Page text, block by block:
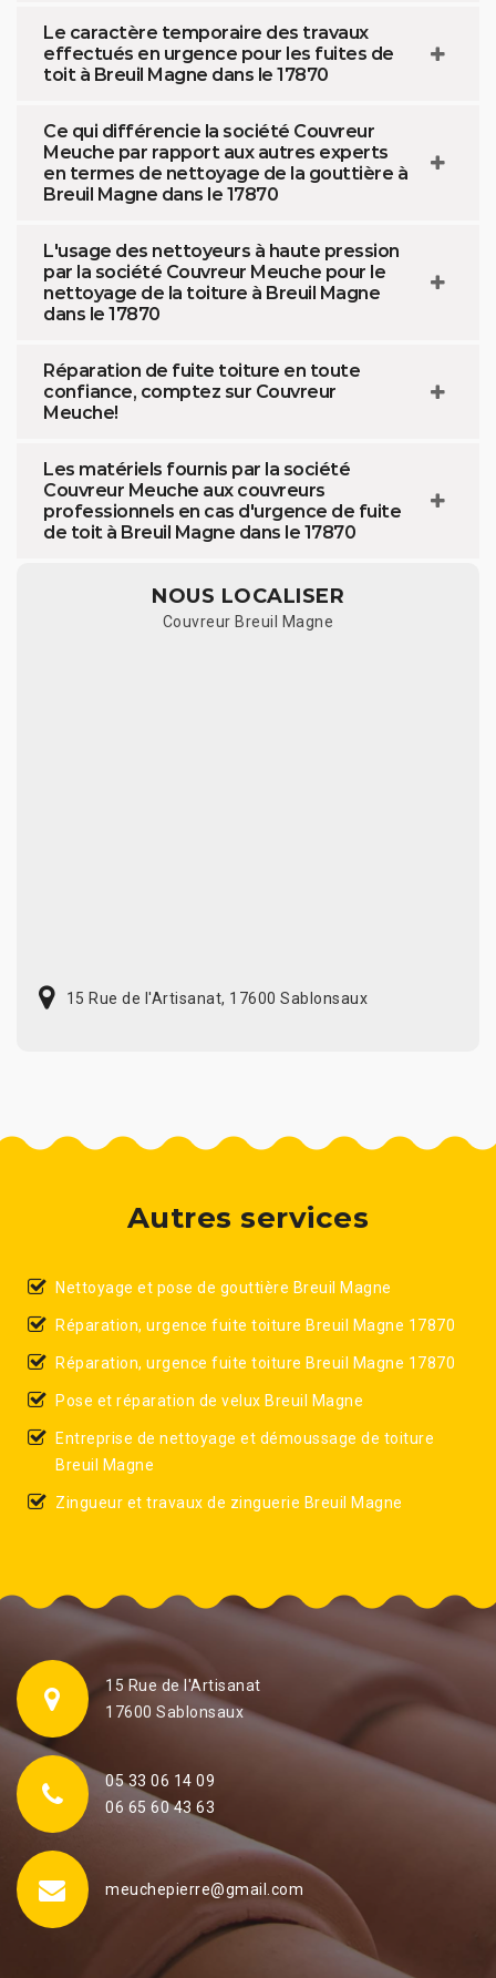
Le caractère temporaire des travaux
effectués en urgence pour les fuites de
toit à Breuil Magne dans le 17870
Ce qui différencie la société Couvreur
Meuche par rapport aux autres experts
en termes de nettoyage de la gouttière à
Breuil Magne dans le 17870
L'usage des nettoyeurs à haute pression
par la société Couvreur Meuche pour le
nettoyage de la toiture à Breuil Magne
dans le 17870
Réparation de fuite toiture en toute
confiance, comptez sur Couvreur
Meuche!
Les matériels fournis par la société
Couvreur Meuche aux couvreurs
professionnels en cas d'urgence de fuite
de toit à Breuil Magne dans le 17870
NOUS LOCALISER
Couvreur Breuil Magne
15 Rue de l'Artisanat, 17600 Sablonsaux
Autres services
Nettoyage et pose de gouttière Breuil Magne
Réparation, urgence fuite toiture Breuil Magne 17870
Réparation, urgence fuite toiture Breuil Magne 17870
Pose et réparation de velux Breuil Magne
Entreprise de nettoyage et démoussage de toiture
Breuil Magne
Zingueur et travaux de zinguerie Breuil Magne
15 Rue de l'Artisanat
17600 Sablonsaux
05 33 06 14 09
06 65 60 43 63
meuchepierre@gmail.com